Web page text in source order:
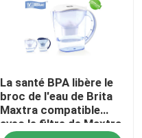
La santé BPA libère le
broc de l'eau de Brita
Maxtra compatible
avec le filtre de Maxtra